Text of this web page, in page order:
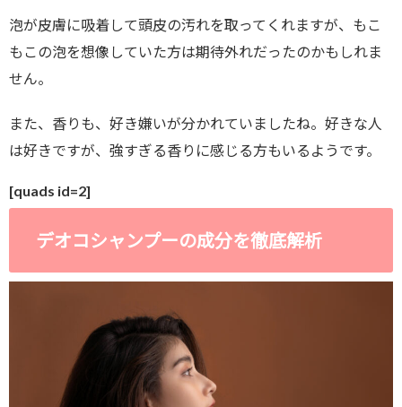
泡が皮膚に吸着して頭皮の汚れを取ってくれますが、もこ
もこの泡を想像していた方は期待外れだったのかもしれま
せん。
また、香りも、好き嫌いが分かれていましたね。好きな人
は好きですが、強すぎる香りに感じる方もいるようです。
[quads id=2]
デオコシャンプーの成分を徹底解析